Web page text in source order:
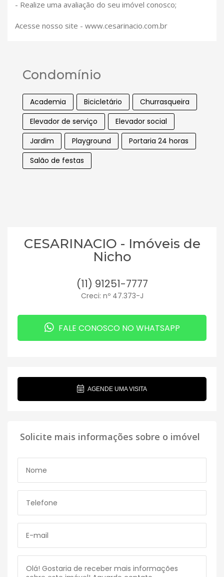
- Realize uma avaliação do seu imóvel conosco;
Acesse nosso site - www.cesarinacio.com.br
Condomínio
Academia Bicicletário
Churrasqueira
Elevador de serviço
Elevador social
Jardim
Playground
Portaria 24 horas
Salão de festas
CESARINACIO - Imóveis de
Nicho
(11) 91251-7777
Creci: nº 47.373-J
FALE CONOSCO NO WHATSAPP
AGENDE UMA VISITA
Solicite mais informações sobre o imóvel